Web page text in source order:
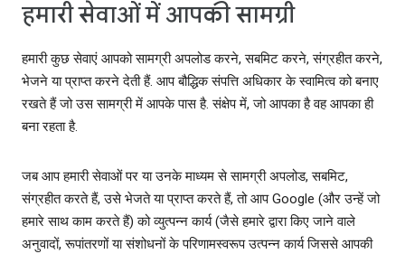
हमारी सेवाओं में आपकी सामग्री
हमारी कुछ सेवाएं आपको सामग्री अपलोड करने, सबमिट करने, संग्रहीत करने,
भेजने या प्राप्त करने देती हैं. आप बौद्धिक संपत्ति अधिकार के स्वामित्व को बनाए
रखते हैं जो उस सामग्री में आपके पास है. संक्षेप में, जो आपका है वह आपका ही
बना रहता है.
जब आप हमारी सेवाओं पर या उनके माध्यम से सामग्री अपलोड, सबमिट,
संग्रहीत करते हैं, उसे भेजते या प्राप्त करते हैं, तो आप Google (और उन्हें जो
हमारे साथ काम करते हैं) को व्युत्पन्न कार्य (जैसे हमारे द्वारा किए जाने वाले
अनुवादों, रूपांतरणों या संशोधनों के परिणामस्‍वरूप उत्पन्न कार्य जिससे आपकी